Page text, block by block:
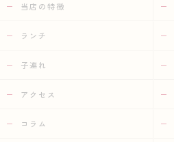
当店の特徴
ランチ
子連れ
アクセス
コラム